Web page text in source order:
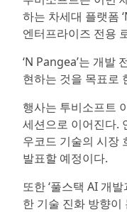
하는 차세대 플랫폼
엔터프라이즈 전용
‘N Pangea’는 개발
현하는 것을 목표로
행사는 투비소프트
세션으로 이어진다.
우코드 기술의 시장
발표할 예정이다.
또한 ‘풀스택 AI 개
한 기술 진화 방향이